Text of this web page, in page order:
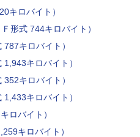
キロバイト）
形式 744キロバイト）
キロバイト）
キロバイト）
キロバイト）
キロバイト）
ロバイト）
キロバイト）